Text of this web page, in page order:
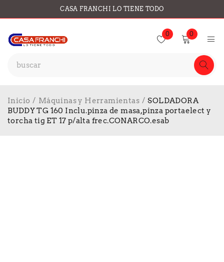
CASA FRANCHI LO TIENE TODO
0 0
Inicio / Máquinas y Herramientas / SOLDADORA
BUDDY TG 160 Inclu.pinza de masa,pinza portaelect y
torcha tig ET 17 p/alta frec.CONARCO.esab